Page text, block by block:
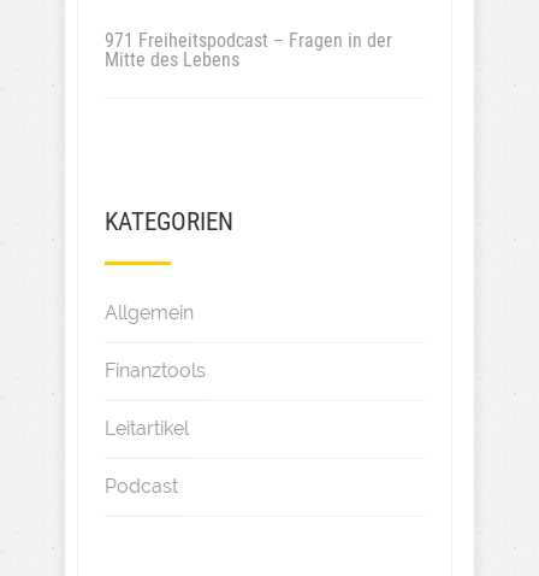
971 Freiheitspodcast – Fragen in der
Mitte des Lebens
KATEGORIEN
Allgemein
Finanztools
Leitartikel
Podcast